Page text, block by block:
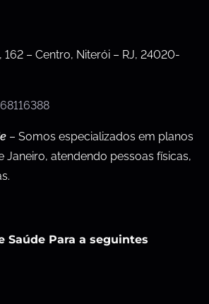
162 – Centro, Niterói – RJ, 24020-
– Somos especializados em planos
Janeiro, atendendo pessoas físicas,
Saúde Para a seguintes